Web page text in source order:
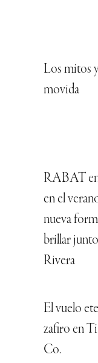
Los mitos
movida
RABAT
en el
nueva
brillar
Rivera
El vuelo
zafiro en
Co.